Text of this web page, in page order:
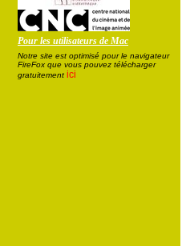
Pour les utilisateurs de Mac
Notre site est optimisé pour le navigateur
FireFox que vous pouvez télécharger
gratuitement ici